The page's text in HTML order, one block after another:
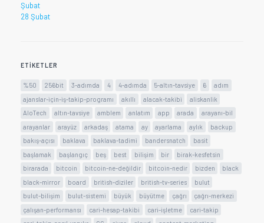
Şubat
28 Şubat
ETIKETLER
%50 256bit 3-adımda 4 4-adımda 5-altın-tavsiye 6
adım
ajanslar-için-iş-takip-programı
akıllı alacak-takibi
aliskanlik
AloTech
altın-tavsiye amblem anlatım app arada
arayanı-bil
arayanlar
arayüz arkadaş atama ay ayarlama aylık
backup
bakış-açısı
baklava baklava-tadimi bandersnatch
basit
başlamak
başlangıç beş best bilişim bir
birak-kesfetsin
birarada
bitcoin bitcoin-ne-değildir bitcoin-nedir bizden
black
black-mirror
board british-diziler british-tv-series
bulut
bulut-bilişim
bulut-sistemi büyük büyütme çağrı
çağrı-merkezi
çalışan-performansı
cari-hesap-takibi cari-işletme
cari-takip